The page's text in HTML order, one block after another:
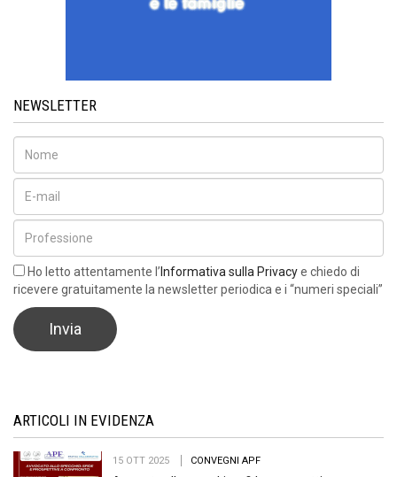
NEWSLETTER
Ho letto attentamente l’ Informativa sulla Privacye chiedo di
ricevere gratuitamente la newsletter periodica e i “numeri speciali”
ARTICOLI IN EVIDENZA
15 OTT 2025 CONVEGNI APF